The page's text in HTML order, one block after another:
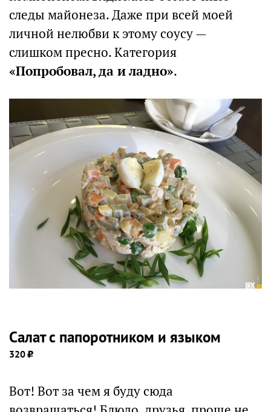
следы майонеза. Даже при всей моей
личной нелюбви к этому соусу —
слишком пресно. Категория
«Попробовал, да и ладно».
Салат с папоротником и языком
320
Вот! Вот за чем я буду сюда